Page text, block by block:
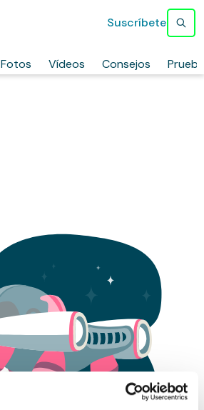
Fotos Vídeos Consejos
Suscríbete